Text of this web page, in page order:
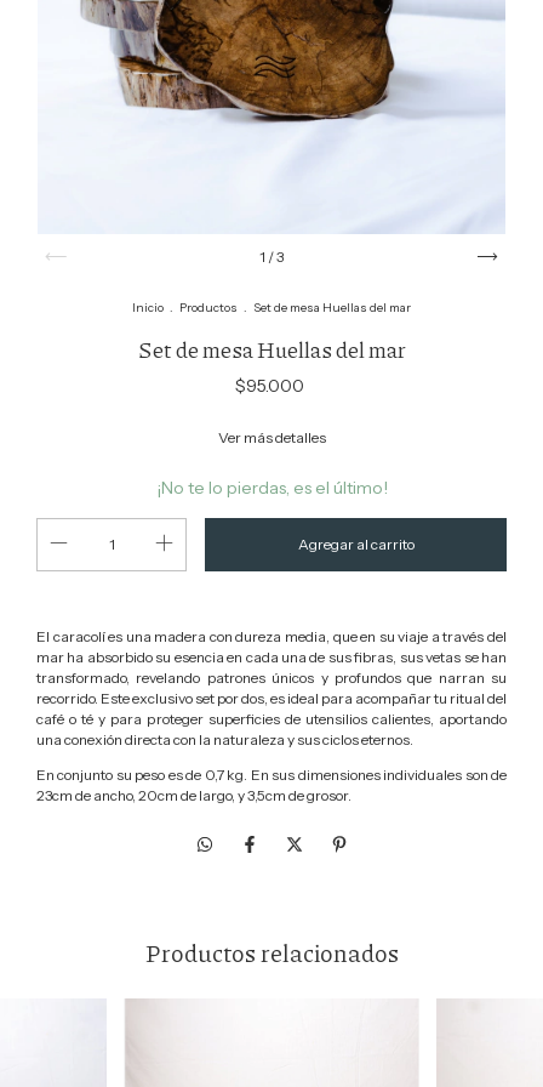
1 /3
Inicio Productos Set de mesa Huellas del mar
Set de mesa Huellas del mar
$95.000
Ver más detalles
¡No te lo pierdas, es el último!
El caracolí es una madera con dureza media, que en su viaje a través del
mar ha absorbido su esencia en cada una de sus fibras, sus vetas se han
transformado, revelando patrones únicos y profundos que narran su
recorrido. Este exclusivo set por dos, es ideal para acompañar tu ritual del
café o té y para proteger superficies de utensilios calientes, aportando
una conexión directa con la naturaleza y sus ciclos eternos.
En conjunto su peso es de 0,7 kg. En sus dimensiones individuales son de
23cm de ancho, 20cm de largo, y 3,5cm de grosor.
Productos relacionados